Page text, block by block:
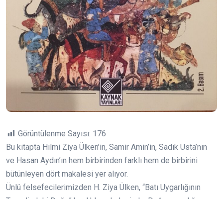
Görüntülenme Sayısı: 176
Bu kitapta Hilmi Ziya Ülken’in, Samir Amin’in, Sadık Usta’nın
ve Hasan Aydın’ın hem birbirinden farklı hem de birbirini
bütünleyen dört makalesi yer alıyor.
Ünlü felsefecilerimizden H. Ziya Ülken, “Batı Uygarlığının